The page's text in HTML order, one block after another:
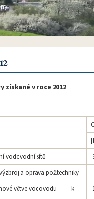
získané v roce 2012
vodovodní sítě
a oprava pož.techniky
nové větve vodovodu k